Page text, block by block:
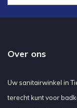
Over ons
Uw sanitairwinkel in
terecht kunt voor